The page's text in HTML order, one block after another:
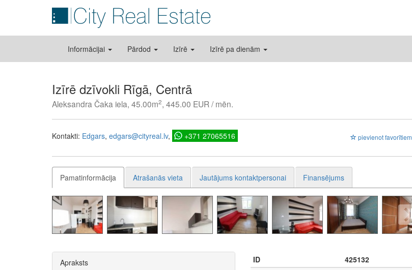
Informācijai Pārdod Izīrē Izīrē pa dienām
Izīrē dzīvokli Rīgā, Centrā
Aleksandra Čaka iela, 45.00m2, 445.00 EUR / mēn.
pievienot favorītiem
Kontakti: Edgars edgars@cityreal.lv +371 27065516
Pamatinformācija Atrašanās vieta Jautājums kontaktpersonai Finansējums
Apraksts ID
425132